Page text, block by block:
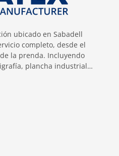
ubicado en Sabadell
completo, desde el
la prenda. Incluyendo
plancha industrial…